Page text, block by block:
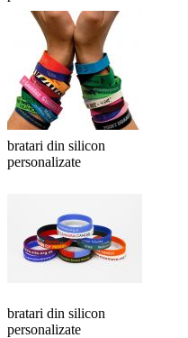
bratari din silicon
personalizate
bratari din silicon
personalizate